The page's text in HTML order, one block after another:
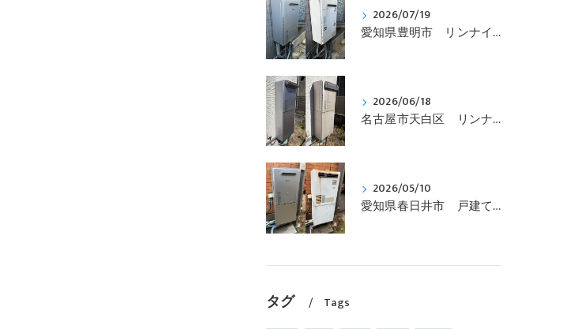
2026/07/19
愛知県豊明市 リンナイ、ガス給湯暖房用熱源機、エコジョーズ、壁掛型「RUFH-K2403AW2-3(A)」から「RUFH-E2407SAW(A)」への交換です
2026/06/18
名古屋市天白区 リンナイ、エコジョーズ、ガス給湯暖房用熱源機、コンパクトタイプ「RVD-E2401SAW2-1」を「RVD-E2405SAW2-1(C)」へ取替えです。
2026/05/10
愛知県春日井市 戸建て、リンナイ、壁掛型、暖房付き「RUFH-VD2400SAW2-3」からエコジョーズ「RVD-E2405SAW2-3(C)」に交換しました。
タグ Tags